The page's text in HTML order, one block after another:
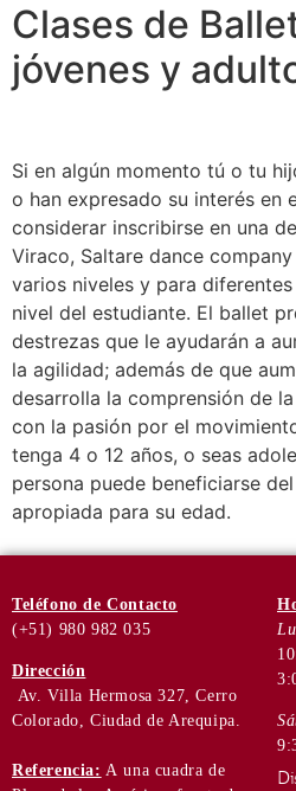
Clases de
jóvenes y
Si en algún momento tú o tu
o han expresado su interés en
considerar inscribirse en una
Viraco, Saltare dance
varios niveles y para
nivel del estudiante. El ballet
destrezas que le ayudarán a
la agilidad; además de que
desarrolla la comprensión de
con la pasión por el
tenga 4 o 12 años, o seas
persona puede beneficiarse
apropiada para su edad.
Teléfono de Contacto
(+51) 980 982 035
Dirección
Av. Villa Hermosa 327, Cerro
Colorado, Ciudad de Arequipa.
Referencia: A una cuadra de